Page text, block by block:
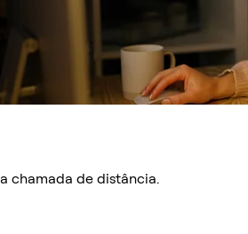
chamada de distância.